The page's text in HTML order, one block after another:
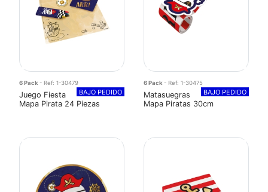
6 Pack - Ref: 1-30479
BAJO PEDIDO
Juego Fiesta
Mapa Pirata 24 Piezas
6 Pack - Ref: 1-30475
BAJO PEDIDO
Matasuegras
Mapa Piratas 30cm